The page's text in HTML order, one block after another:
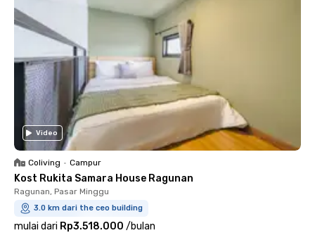
Video
Coliving • Campur
Kost Rukita Samara House Ragunan
Ragunan, Pasar Minggu
3.0 km dari the ceo building
mulai dari Rp3.518.000 /bulan